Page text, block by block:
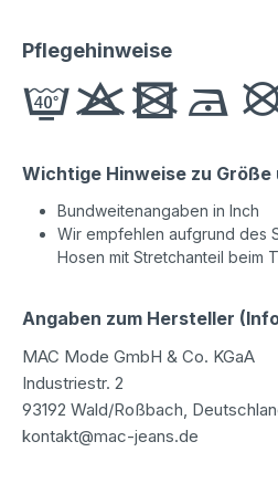
Pflegehinweise
Wichtige Hinweise zu Größe
Bundweitenangaben in Inch
Wir empfehlen aufgrund des
Hosen mit Stretchanteil beim
Angaben zum Hersteller
MAC Mode GmbH & Co. KGaA
Industriestr. 2
93192 Wald/Roßbach,
kontakt@mac-jeans.de